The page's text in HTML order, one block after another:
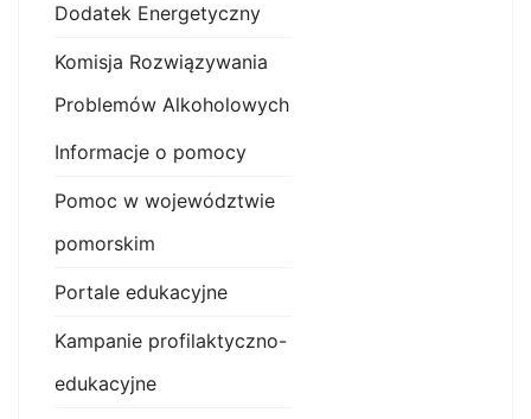
Dodatek Energetyczny
Komisja Rozwiązywania
Problemów Alkoholowych
Informacje o pomocy
Pomoc w województwie
pomorskim
Portale edukacyjne
Kampanie profilaktyczno-
edukacyjne